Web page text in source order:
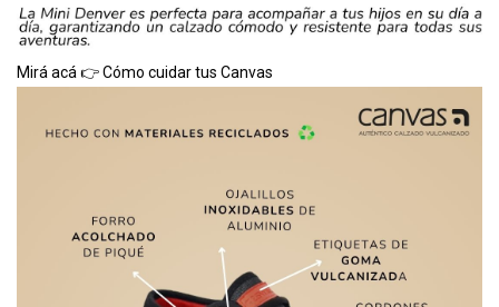
Mirá acá 👉​Cómo cuidar tus Canvas